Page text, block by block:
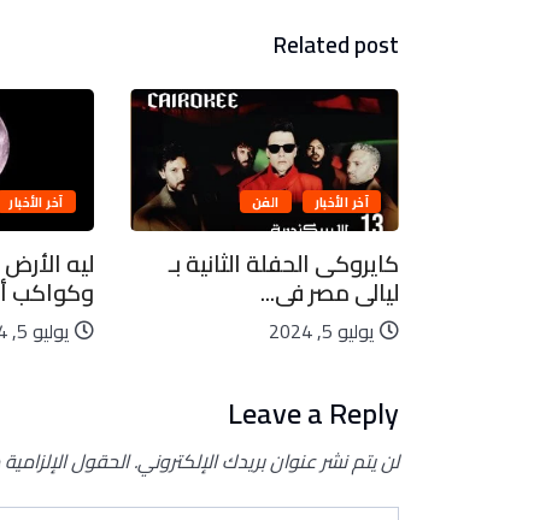
Related post
آخر الأخبار الفن
كايروكى الحفلة الثانية بـ
ليالى مصر فى...
يوليو 5, 2024
آخر الأخبار
ليه
وكواكب
يوليو 5, 2024
Leave a Reply
لن يتم نشر عنوان بريدك الإلكتروني.الحقول